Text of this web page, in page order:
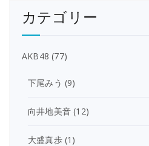
カテゴリー
AKB48 (77)
下尾みう (9)
向井地美音 (12)
大盛真歩(1)